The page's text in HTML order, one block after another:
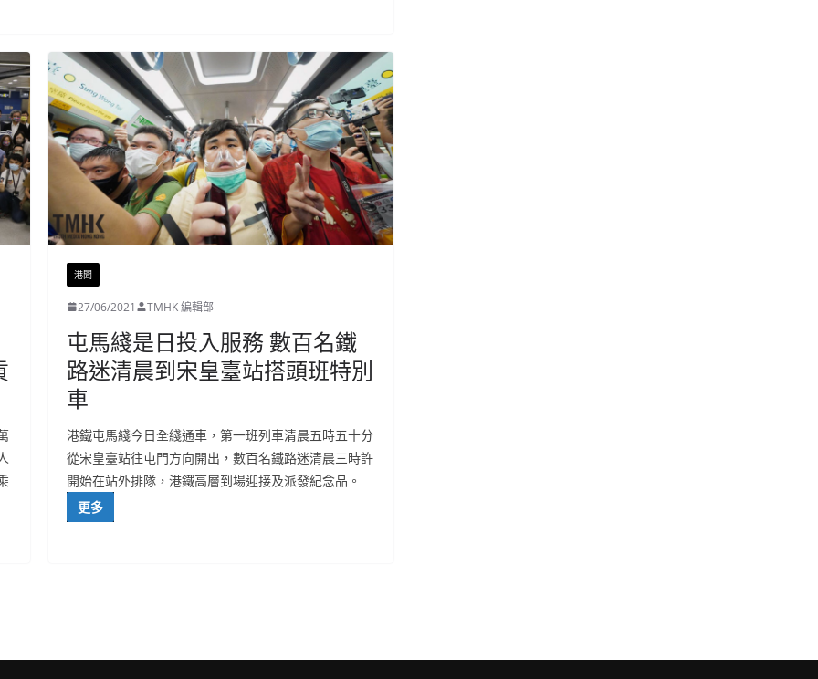
港聞
27/06/2021 TMHK 編輯部
屯馬綫是日投入服務 數百名鐵
路迷清晨到宋皇臺站搭頭班特別
車
港鐵屯馬綫今日全綫通車，第一班列車清晨五時五十分
從宋皇臺站往屯門方向開出，數百名鐵路迷清晨三時許
開始在站外排隊，港鐵高層到場迎接及派發紀念品。
更多